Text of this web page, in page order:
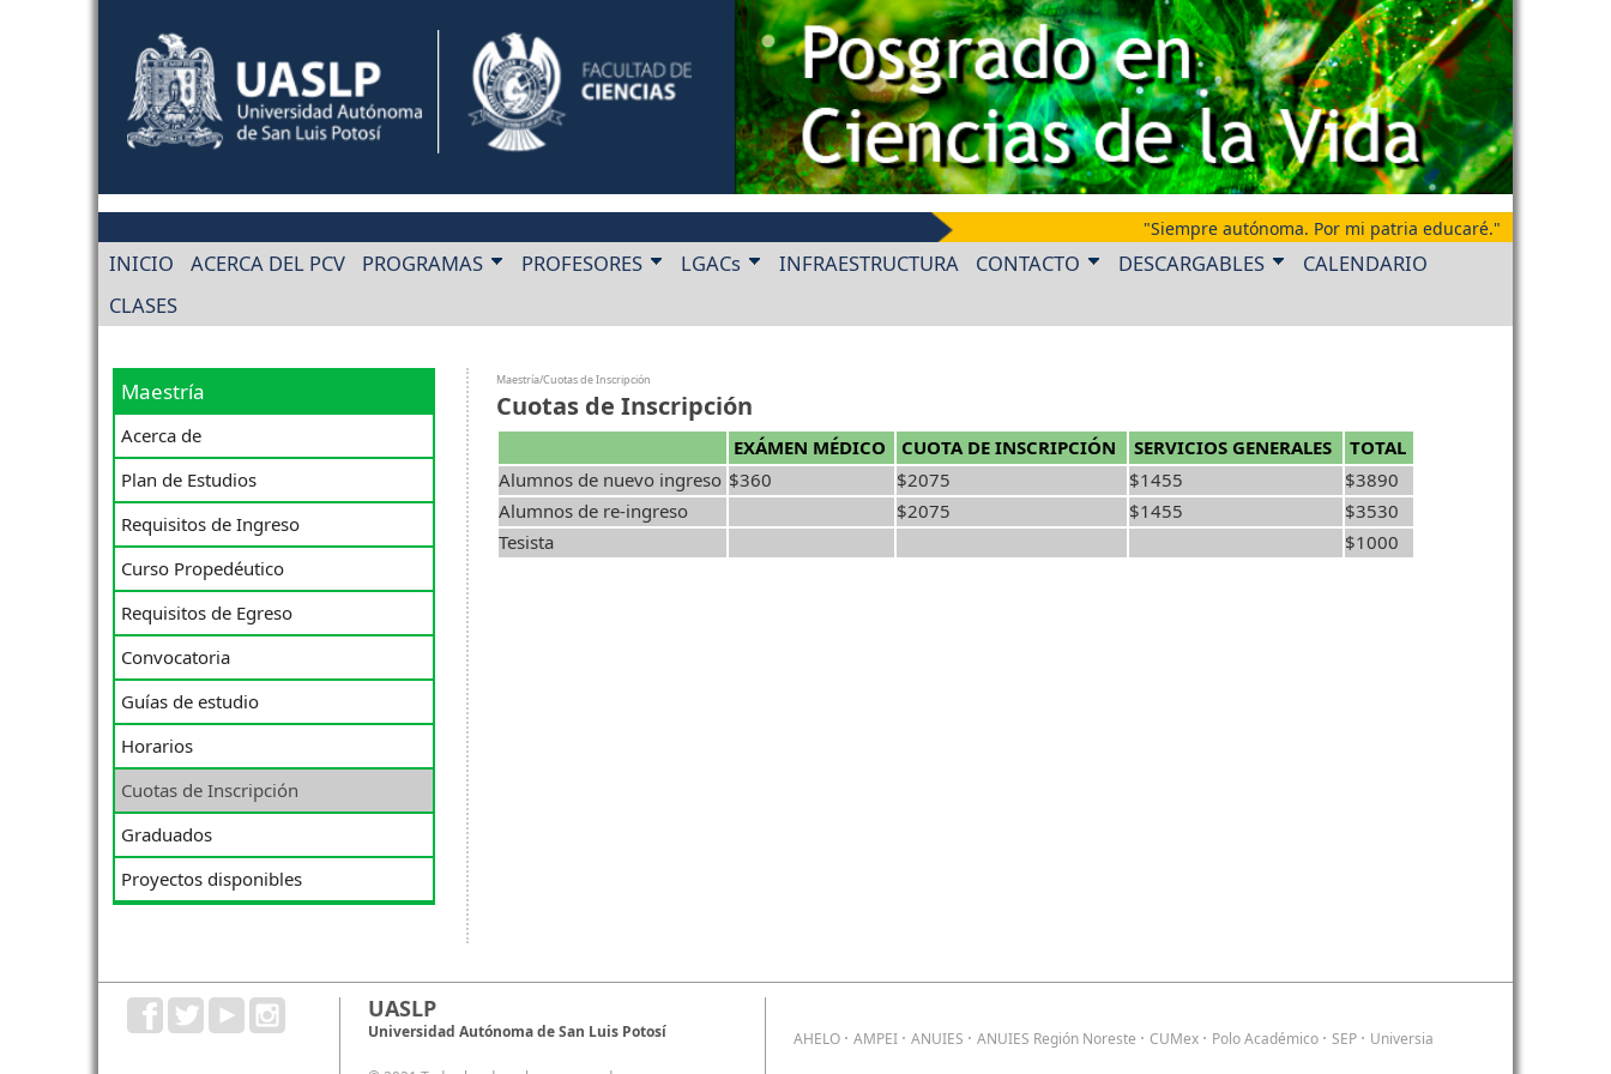
"Siempre autónoma. Por mi patria educaré."
INICIO ACERCA DEL PCV PROGRAMAS PROFESORES LGACs INFRAESTRUCTURA CONTACTO DESCARGABLES
CALENDARIO
CLASES
Maestría
Acerca de
Plan de Estudios
Requisitos de Ingreso
Curso Propedéutico
Requisitos de Egreso
Convocatoria
Guías de estudio
Horarios
Cuotas de Inscripción
Graduados
Proyectos disponibles
Maestría/Cuotas de Inscripción
Cuotas de Inscripción
EXÁMEN MÉDICO CUOTA DE INSCRIPCIÓN SERVICIOS GENERALES
TOTAL
Alumnos de nuevo ingreso $360 $2075 $1455
$3890
Alumnos de re-ingreso
$2075 $1455
$3530
Tesista
$1000
UASLP
Universidad Autónoma de San Luis Potosí AHELO ·AMPEI ·ANUIES ·ANUIES Región Noreste ·CUMex · Polo Académico ·SEP · Universia